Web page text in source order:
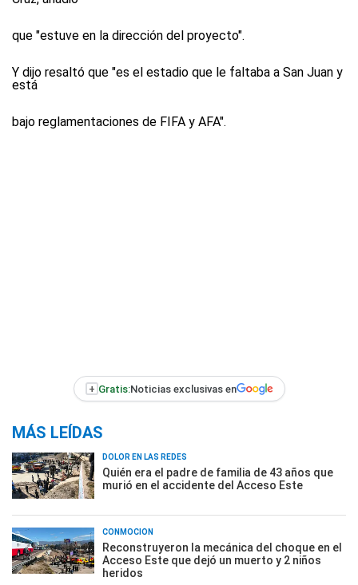
que "estuve en la dirección del proyecto".
Y dijo resaltó que "es el estadio que le faltaba a San Juan y
está
bajo reglamentaciones de FIFA y AFA".
+ Gratis:Noticias exclusivas en
MÁS LEÍDAS
DOLOR EN LAS REDES
Quién era el padre de familia de 43 años que
murió en el accidente del Acceso Este
CONMOCIÓN
Reconstruyeron la mecánica del choque en el
Acceso Este que dejó un muerto y 2 niños
heridos